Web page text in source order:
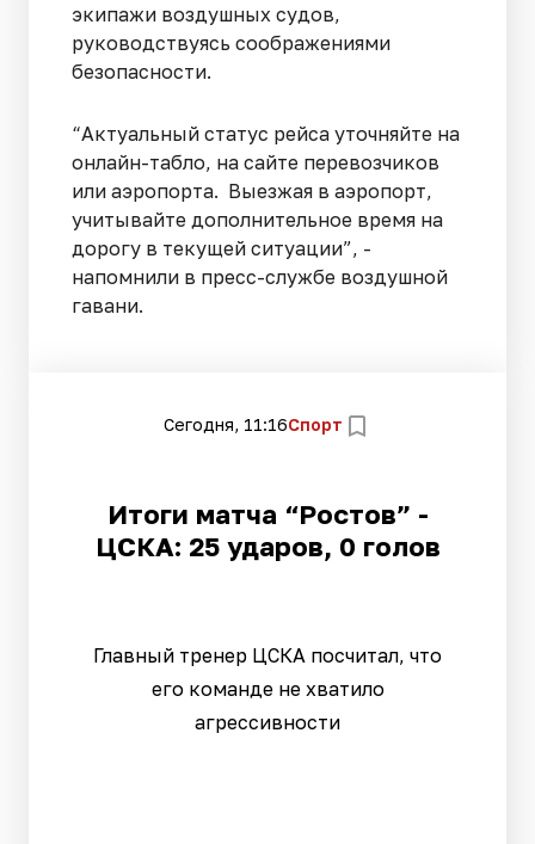
экипажи воздушных судов,
руководствуясь соображениями
безопасности.
“Актуальный статус рейса уточняйте на
онлайн-табло, на сайте перевозчиков
или аэропорта. Выезжая в аэропорт,
учитывайте дополнительное время на
дорогу в текущей ситуации”, -
напомнили в пресс-службе воздушной
гавани.
Сегодня, 11:16Спорт
Итоги матча “Ростов” -
ЦСКА: 25 ударов, 0 голов
Главный тренер ЦСКА посчитал, что
его команде не хватило
агрессивности